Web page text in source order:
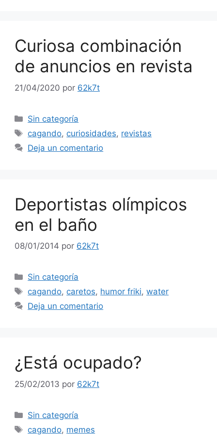
Curiosa combinación
de anuncios en revista
21/04/2020 por 62k7t
Categorías
Sin categoría
Etiquetas
cagando, curiosidades, revistas
Deja un comentario
Deportistas olímpicos
en el baño
08/01/2014 por 62k7t
Categorías
Sin categoría
Etiquetas
cagando, caretos, humor friki,water
Deja un comentario
¿Está ocupado?
25/02/2013 por 62k7t
Categorías
Sin categoría
Etiquetas
cagando, memes